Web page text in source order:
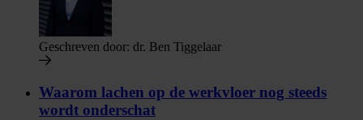
Geschreven door: dr. Ben Tiggelaar
Waarom lachen op de werkvloer nog steeds
wordt onderschat